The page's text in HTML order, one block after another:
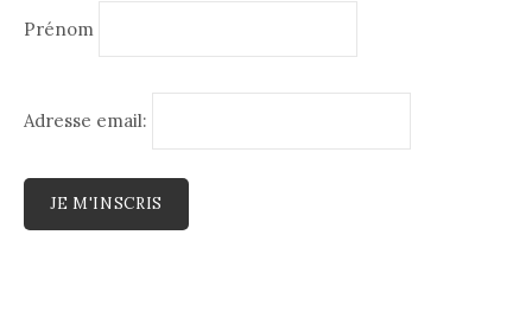
Prénom
Adresse email: